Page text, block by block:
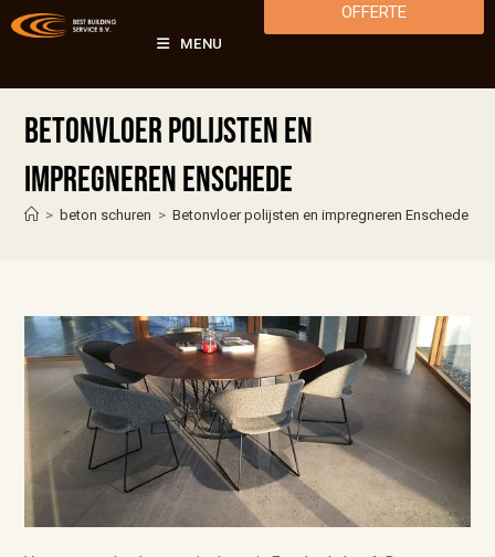
MENU
OFFERTE
Betonvloer polijsten en
impregneren Enschede
> beton schuren > Betonvloer polijsten en impregneren Enschede